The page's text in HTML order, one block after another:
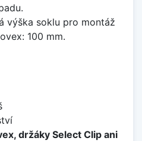
výška soklu pro montáž
100 mm.
držáky Select Clip ani